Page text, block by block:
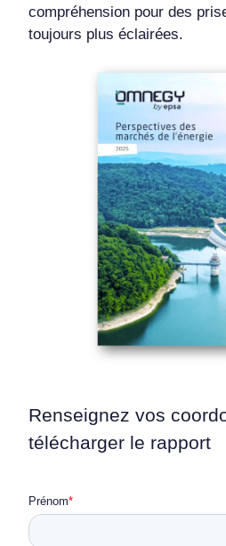
compréhension pour des
toujours plus éclairées.
Renseignez vos
télécharger le rapport